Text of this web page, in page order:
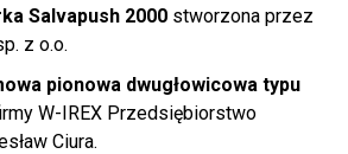
Salvapush 2000 stworzona przez
z o.o.
pionowa dwugłowicowa typu
W-IREX Przedsiębiorstwo
Ciura.